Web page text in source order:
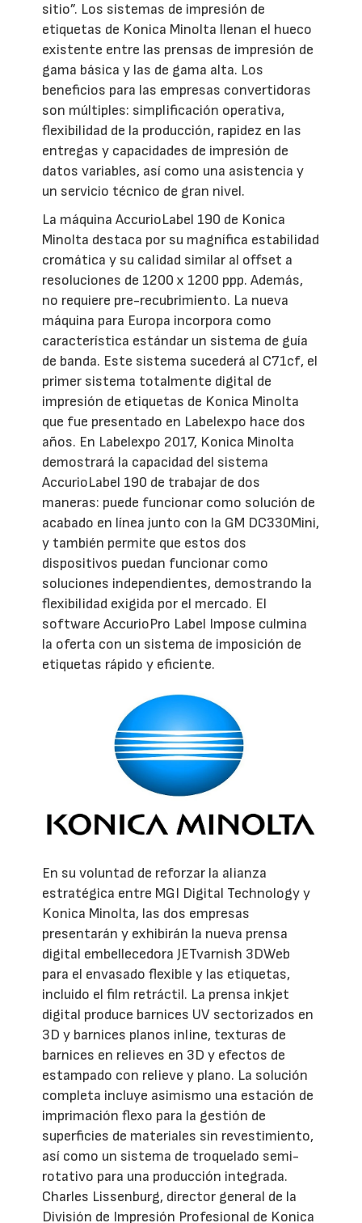
sitio”. Los sistemas de impresión de
etiquetas de Konica Minolta llenan el hueco
existente entre las prensas de impresión de
gama básica y las de gama alta. Los
beneficios para las empresas convertidoras
son múltiples: simplificación operativa,
flexibilidad de la producción, rapidez en las
entregas y capacidades de impresión de
datos variables, así como una asistencia y
un servicio técnico de gran nivel.
La máquina AccurioLabel 190 de Konica
Minolta destaca por su magnífica estabilidad
cromática y su calidad similar al offset a
resoluciones de 1200 x 1200 ppp. Además,
no requiere pre-recubrimiento. La nueva
máquina para Europa incorpora como
característica estándar un sistema de guía
de banda. Este sistema sucederá al C71cf, el
primer sistema totalmente digital de
impresión de etiquetas de Konica Minolta
que fue presentado en Labelexpo hace dos
años. En Labelexpo 2017, Konica Minolta
demostrará la capacidad del sistema
AccurioLabel 190 de trabajar de dos
maneras: puede funcionar como solución de
acabado en línea junto con la GM DC330Mini,
y también permite que estos dos
dispositivos puedan funcionar como
soluciones independientes, demostrando la
flexibilidad exigida por el mercado. El
software AccurioPro Label Impose culmina
la oferta con un sistema de imposición de
etiquetas rápido y eficiente.
En su voluntad de reforzar la alianza
estratégica entre MGI Digital Technology y
Konica Minolta, las dos empresas
presentarán y exhibirán la nueva prensa
digital embellecedora JETvarnish 3DWeb
para el envasado flexible y las etiquetas,
incluido el film retráctil. La prensa inkjet
digital produce barnices UV sectorizados en
3D y barnices planos inline, texturas de
barnices en relieves en 3D y efectos de
estampado con relieve y plano. La solución
completa incluye asimismo una estación de
imprimación flexo para la gestión de
superficies de materiales sin revestimiento,
así como un sistema de troquelado semi-
rotativo para una producción integrada.
Charles Lissenburg, director general de la
División de Impresión Profesional de Konica